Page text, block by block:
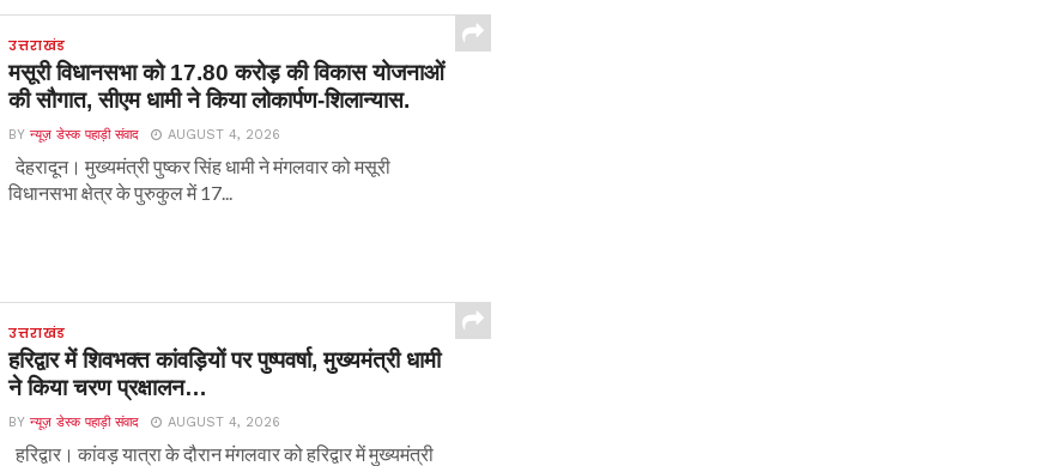
उत्तराखंड
मसूरी विधानसभा को 17.80 करोड़ की विकास योजनाओं
की सौगात, सीएम धामी ने किया लोकार्पण-शिलान्यास.
BYन्यूज़ डेस्क पहाड़ी संवाद AUGUST 4, 2026
देहरादून। मुख्यमंत्री पुष्कर सिंह धामी ने मंगलवार को मसूरी
विधानसभा क्षेत्र के पुरुकुल में 17...
उत्तराखंड
हरिद्वार में शिवभक्त कांवड़ियों पर पुष्पवर्षा, मुख्यमंत्री धामी
ने किया चरण प्रक्षालन…
BYन्यूज़ डेस्क पहाड़ी संवाद AUGUST 4, 2026
हरिद्वार। कांवड़ यात्रा के दौरान मंगलवार को हरिद्वार में मुख्यमंत्री